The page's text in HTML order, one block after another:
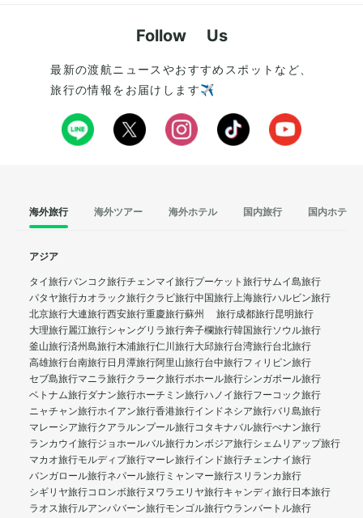
Follow Us
最新の渡航ニュースやおすすめスポットなど、
旅行の情報をお届けします✈️
海外旅行 海外ツアー 海外ホテル 国内旅行 国内ホテル
アジア
タイ旅行バンコク旅行チェンマイ旅行プーケット旅行サムイ島旅行
パタヤ旅行カオラック旅行クラビ旅行中国旅行上海旅行ハルビン旅行
北京旅行大連旅行西安旅行重慶旅行蘇州 旅行成都旅行昆明旅行
大理旅行麗江旅行シャングリラ旅行奔子欄旅行韓国旅行ソウル旅行
釜山旅行済州島旅行木浦旅行仁川旅行大邱旅行台湾旅行台北旅行
高雄旅行台南旅行日月潭旅行阿里山旅行台中旅行フィリピン旅行
セブ島旅行マニラ旅行クラーク旅行ボホール旅行シンガポール旅行
ベトナム旅行ダナン旅行ホーチミン旅行ハノイ旅行フーコック旅行
ニャチャン旅行ホイアン旅行香港旅行インドネシア旅行バリ島旅行
マレーシア旅行クアラルンプール旅行コタキナバル旅行ぺナン旅行
ランカウイ旅行ジョホールバル旅行カンボジア旅行シェムリアップ旅行
マカオ旅行モルディブ旅行マーレ旅行インド旅行チェンナイ旅行
バンガロール旅行ネパール旅行 ミャンマー旅行スリランカ旅行
シギリヤ旅行コロンボ旅行ヌワラエリヤ旅行キャンディ旅行日本旅行
ラオス旅行ルアンパバーン旅行モンゴル旅行ウランバートル旅行